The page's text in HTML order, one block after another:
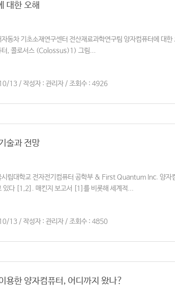
대한 오해
동차 기초소재연구센터 전산재료과학연구팀 양자컴퓨터에 대
터, 콜로서스 (Colossus)1) 그림...
13 / 작성자 : 관리자 / 조회수 : 4926
술과 전망
시립대학교 전자전기컴퓨터 공학부 & First Quantum Inc. 양자
있다 [1,2]. 매킨지 보고서 [1]를 비롯해 세계적...
13 / 작성자 : 관리자 / 조회수 : 4850
용한 양자컴퓨터, 어디까지 왔나?